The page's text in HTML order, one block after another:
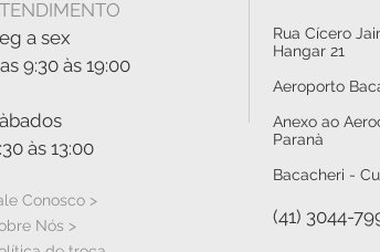
a sex
9:30 às 19:00
às 13:00
Conosco >
Nós >
Rua Cícero
Hangar 21
Aeroporto
Anexo ao
Paranà
Bacacheri -
(41) 3044-